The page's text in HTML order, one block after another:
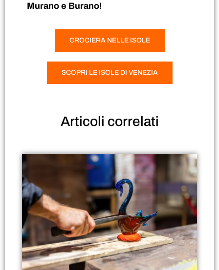
Murano e Burano!
CROCIERA NELLE ISOLE
SCOPRI LE ISOLE DI VENEZIA
Articoli correlati